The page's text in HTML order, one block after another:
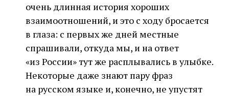
очень длинная история хороших
взаимоотношений, и это с ходу бросается
в глаза: с первых же дней местные
спрашивали, откуда мы, и на ответ
«из России» тут же расплывались в улыбке.
Некоторые даже знают пару фраз
на русском языке и, конечно, не упустят